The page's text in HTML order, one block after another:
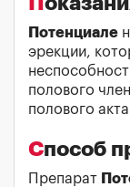
Потенциале
эрекции,
полового
полового
Способ
Препарат